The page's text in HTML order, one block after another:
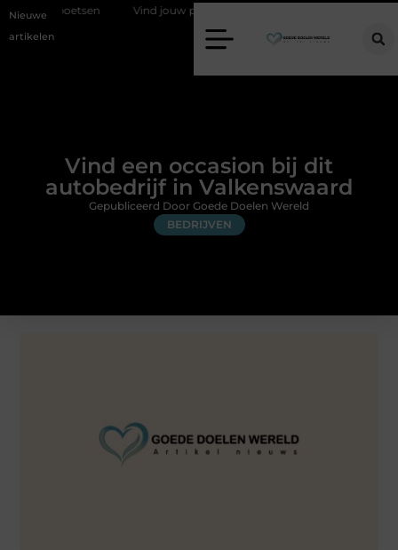
Nieuwe
artikelen
Vind jouw perfecte AC Milan merchandise
Vind een occasion bij dit
autobedrijf in Valkenswaard
BEDRIJVEN
Gepubliceerd Door Goede Doelen Wereld